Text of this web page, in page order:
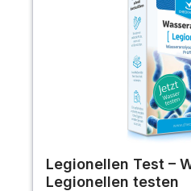
Legionellen Test –
Legionellen testen